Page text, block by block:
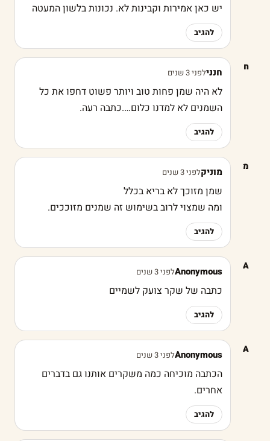
יש כאן אמירות וקבינות לא. נכונות בלשון המעטה
להגיב
ח חננילפני 3 שנים
לא היה שמן פחות טוב ויותר פשוט דחפו את כל
השמנים לא למדנו כלום….כתבה רעה.
להגיב
מ מוניקלפני 3 שנים
שמן מזוכך לא בריא בכלל
ומה שמצוי לרוב בשימוש זה שמנים מזוככים.
להגיב
A
Anonymousלפני 3 שנים
כתבה של שקר צועק לשמיים
להגיב
A
Anonymousלפני 3 שנים
הכתבה מוכיחה כמה משקרים אותנו גם בדברים
אחרים.
להגיב